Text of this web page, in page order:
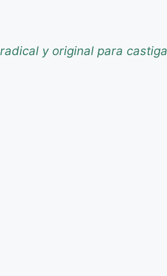
y original para